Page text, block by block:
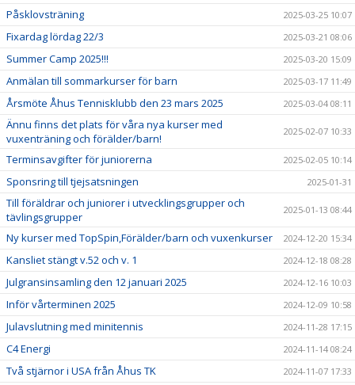
Påsklovsträning 2025-03-25 10:07
Fixardag lördag 22/3 2025-03-21 08:06
Summer Camp 2025!!! 2025-03-20 15:09
Anmälan till sommarkurser för barn 2025-03-17 11:49
Årsmöte Åhus Tennisklubb den 23 mars 2025 2025-03-04 08:11
Ännu finns det plats för våra nya kurser med
vuxenträning och förälder/barn!
2025-02-07 10:33
Terminsavgifter för juniorerna 2025-02-05 10:14
Sponsring till tjejsatsningen 2025-01-31
Till föräldrar och juniorer i utvecklingsgrupper och
tävlingsgrupper
2025-01-13 08:44
Ny kurser med TopSpin,Förälder/barn och vuxenkurser 2024-12-20 15:34
Kansliet stängt v.52 och v. 1 2024-12-18 08:28
Julgransinsamling den 12 januari 2025 2024-12-16 10:03
Inför vårterminen 2025 2024-12-09 10:58
Julavslutning med minitennis 2024-11-28 17:15
C4 Energi 2024-11-14 08:24
Två stjärnor i USA från Åhus TK 2024-11-07 17:33